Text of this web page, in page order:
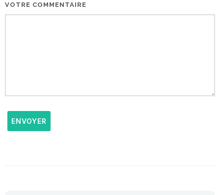
VOTRE COMMENTAIRE
ENVOYER